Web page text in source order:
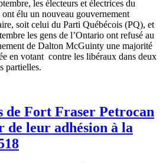
, les électeurs et électrices du
ont élu un nouveau gouvernement
, soit celui du Parti Québécois (PQ), et
les gens de l’Ontario ont refusé au
de Dalton McGuinty une majorité
en votant contre les libéraux dans deux
partielles.
de Fort Fraser Petrocan
de leur adhésion à la